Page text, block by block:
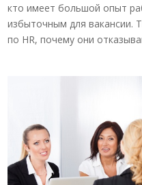
кто имеет большой опыт
избыточным для вакансии.
по HR, почему они